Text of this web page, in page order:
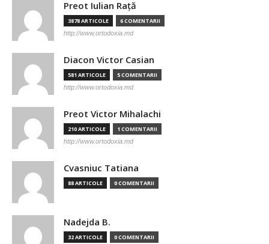
Preot Iulian Raţă
3878 ARTICOLE 6 COMENTARII
http://www.ortodoxia.md
Diacon Victor Casian
581 ARTICOLE 5 COMENTARII
http://www.ortodoxia.md
Preot Victor Mihalachi
210 ARTICOLE 1 COMENTARII
http://www.ortodoxia.md
Cvasniuc Tatiana
88 ARTICOLE 0 COMENTARII
Nadejda B.
32 ARTICOLE 0 COMENTARII